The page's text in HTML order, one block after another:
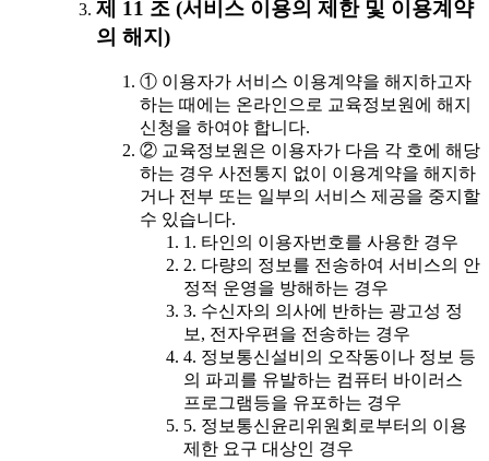
제 11 조 (서비스 이용의 제한 및 이용계약
의 해지)
① 이용자가 서비스 이용계약을 해지하고자
하는 때에는 온라인으로 교육정보원에 해지
신청을 하여야 합니다.
② 교육정보원은 이용자가 다음 각 호에 해당
하는 경우 사전통지 없이 이용계약을 해지하
거나 전부 또는 일부의 서비스 제공을 중지할
수 있습니다.
1. 타인의 이용자번호를 사용한 경우
2. 다량의 정보를 전송하여 서비스의 안
정적 운영을 방해하는 경우
3. 수신자의 의사에 반하는 광고성 정
보, 전자우편을 전송하는 경우
4. 정보통신설비의 오작동이나 정보 등
의 파괴를 유발하는 컴퓨터 바이러스
프로그램등을 유포하는 경우
5. 정보통신윤리위원회로부터의 이용
제한 요구 대상인 경우